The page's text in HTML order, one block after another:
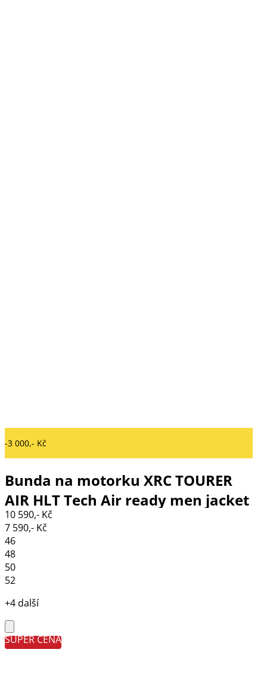
-3 000,- Kč
Bunda na motorku XRC TOURER
AIR HLT Tech Air ready men jacket
black/grey
10 590,- Kč
7 590,- Kč
46
48
50
52
+4 další
SUPER CENA